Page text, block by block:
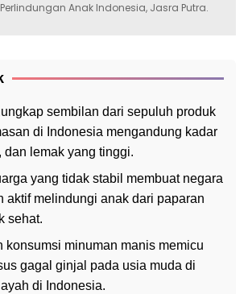
Anak Indonesia, Jasra Putra.
sembilan dari sepuluh produk
di Indonesia mengandung kadar
dan lemak yang tinggi.
yang tidak stabil membuat negara
aktif melindungi anak dari paparan
sehat.
konsumsi minuman manis memicu
gagal ginjal pada usia muda di
di Indonesia.